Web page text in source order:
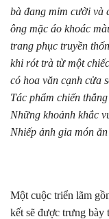
bà đang mỉm cười và
ông mặc áo khoác
trang phục truyền
khi rót trà từ một
có hoa văn cạnh cửa
Tác phẩm chiến
Những khoảnh khắc
Nhiếp ảnh gia món
Một cuộc triển lãm
kết sẽ được trưng